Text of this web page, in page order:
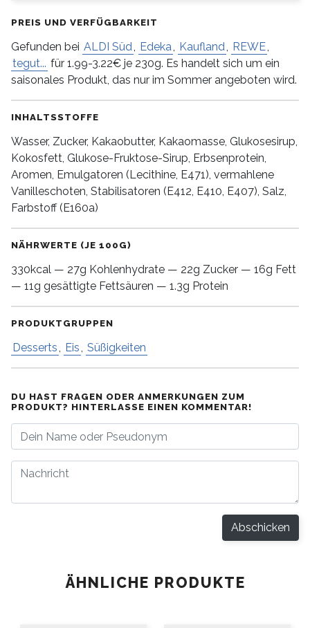
PREIS UND VERFÜGBARKEIT
Gefunden bei ALDI Süd, Edeka, Kaufland, REWE,
tegut... für 1.99-3.22€ je 230g. Es handelt sich um ein
saisonales Produkt, das nur im Sommer angeboten wird.
INHALTSSTOFFE
Wasser, Zucker, Kakaobutter, Kakaomasse, Glukosesirup,
Kokosfett, Glukose-Fruktose-Sirup, Erbsenprotein,
Aromen, Emulgatoren (Lecithine, E471), vermahlene
Vanilleschoten, Stabilisatoren (E412, E410, E407), Salz,
Farbstoff (E160a)
NÄHRWERTE (JE 100G)
330kcal — 27g Kohlenhydrate — 22g Zucker — 16g Fett
— 11g gesättigte Fettsäuren — 1.3g Protein
PRODUKTGRUPPEN
Desserts, Eis, Süßigkeiten
DU HAST FRAGEN ODER ANMERKUNGEN ZUM
PRODUKT? HINTERLASSE EINEN KOMMENTAR!
Abschicken
ÄHNLICHE PRODUKTE